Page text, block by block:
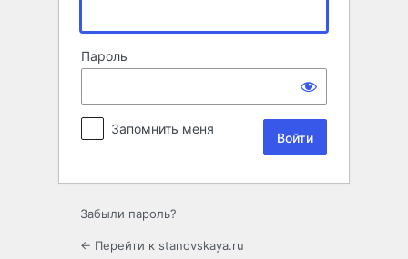
Пароль
Запомнить меня
Забыли пароль?
← Перейти к stanovskaya.ru